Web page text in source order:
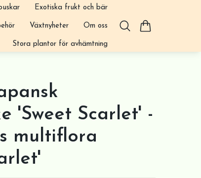
Exotiska frukt och bär
Växtnyheter Om oss
Stora plantor för avhämtning
'Sweet Scarlet' -
multiflora